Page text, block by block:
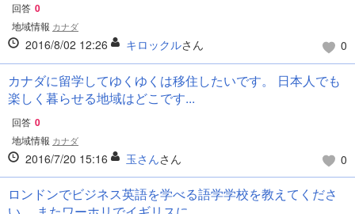
回答 0
地域情報 カナダ
2016/8/02 12:26 キロックルさん 0
カナダに留学してゆくゆくは移住したいです。 日本人でも
楽しく暮らせる地域はどこです...
回答 0
地域情報 カナダ
2016/7/20 15:16 玉さんさん 0
ロンドンでビジネス英語を学べる語学学校を教えてくださ